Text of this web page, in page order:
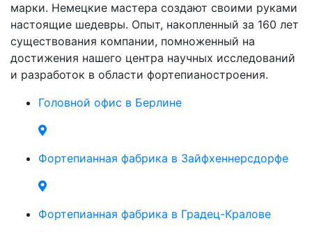
марки. Немецкие мастера создают своими руками
настоящие шедевры. Опыт, накопленный за 160 лет
существования компании, помноженный на
достижения нашего центра научных исследований
и разработок в области фортепианостроения.
Головной офис в Берлине
Фортепианная фабрика в Зайфхеннерсдорфе
Фортепианная фабрика в Градец-Кралове